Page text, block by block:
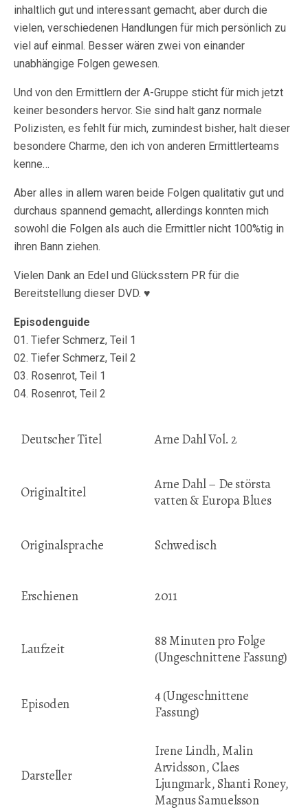
inhaltlich gut und interessant gemacht, aber durch die
vielen, verschiedenen Handlungen für mich persönlich zu
viel auf einmal. Besser wären zwei von einander
unabhängige Folgen gewesen.
Und von den Ermittlern der A-Gruppe sticht für mich jetzt
keiner besonders hervor. Sie sind halt ganz normale
Polizisten, es fehlt für mich, zumindest bisher, halt dieser
besondere Charme, den ich von anderen Ermittlerteams
kenne…
Aber alles in allem waren beide Folgen qualitativ gut und
durchaus spannend gemacht, allerdings konnten mich
sowohl die Folgen als auch die Ermittler nicht 100%tig in
ihren Bann ziehen.
Vielen Dank an Edel und Glücksstern PR für die
Bereitstellung dieser DVD. ♥
Episodenguide
01. Tiefer Schmerz, Teil 1
02. Tiefer Schmerz, Teil 2
03. Rosenrot, Teil 1
04. Rosenrot, Teil 2
Deutscher Titel Arne Dahl Vol. 2
Originaltitel
Arne Dahl – De största
vatten & Europa Blues
Originalsprache Schwedisch
Erschienen 2011
Laufzeit
88 Minuten pro Folge
(Ungeschnittene Fassung)
Episoden
4 (Ungeschnittene
Fassung)
Darsteller
Irene Lindh, Malin
Arvidsson, Claes
Ljungmark, Shanti Roney,
Magnus Samuelsson